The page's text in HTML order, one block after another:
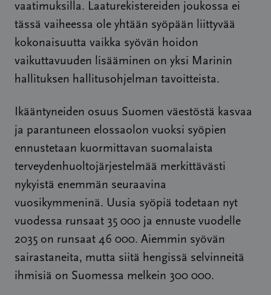
vaatimuksilla. Laaturekistereiden joukossa ei
tässä vaiheessa ole yhtään syöpään liittyvää
kokonaisuutta vaikka syövän hoidon
vaikuttavuuden lisääminen on yksi Marinin
hallituksen hallitusohjelman tavoitteista.
Ikääntyneiden osuus Suomen väestöstä kasvaa
ja parantuneen elossaolon vuoksi syöpien
ennustetaan kuormittavan suomalaista
terveydenhuoltojärjestelmää merkittävästi
nykyistä enemmän seuraavina
vuosikymmeninä. Uusia syöpiä todetaan nyt
vuodessa runsaat 35 000 ja ennuste vuodelle
2035 on runsaat 46 000. Aiemmin syövän
sairastaneita, mutta siitä hengissä selvinneitä
ihmisiä on Suomessa melkein 300 000.